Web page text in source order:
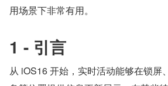
用场景下非常有用。
1 - 引言
从 iOS16 开始，实时活动能够在锁屏